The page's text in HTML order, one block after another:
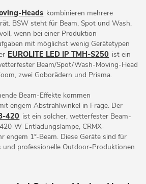
Heads kombinieren mehrere
BSW steht für Beam, Spot und Wash.
wenn bei einer Produktion
mit möglichst wenig Gerätetypen
EUROLITE LED IP TMH-S250 ist ein
Beam/Spot/Wash-Moving-Head
zwei Goborädern und Prisma.
Beam-Effekte kommen
engem Abstrahlwinkel in Frage. Der
420 ist ein solcher, wetterfester Beam-
W-Entladungslampe, CRMX-
engem 1°-Beam. Diese Geräte sind für
und professionelle Outdoor-Produktionen